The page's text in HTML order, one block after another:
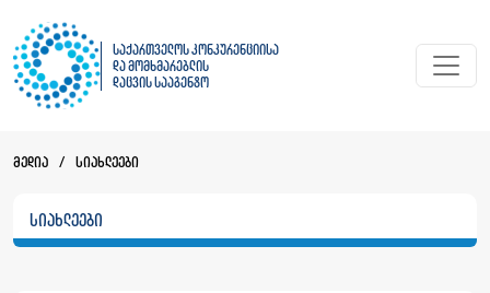
საქართველოს კონკურენციისა
და მომხმარებლის
დაცვის სააგენტო
მედია / სიახლეები
სიახლეები